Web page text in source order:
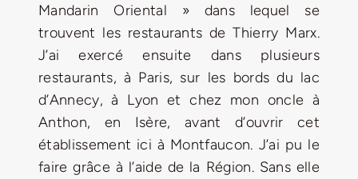
Mandarin Oriental » dans lequel se
trouvent les restaurants de Thierry Marx.
J’ai exercé ensuite dans plusieurs
restaurants, à Paris, sur les bords du lac
d’Annecy, à Lyon et chez mon oncle à
Anthon, en Isère, avant d’ouvrir cet
établissement ici à Montfaucon. J’ai pu le
faire grâce à l’aide de la Région. Sans elle